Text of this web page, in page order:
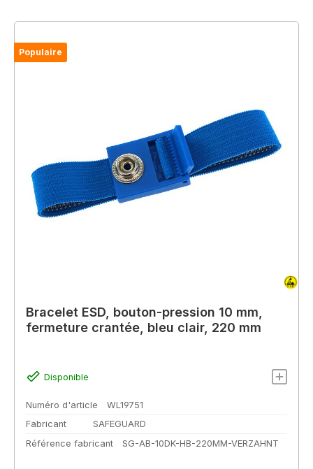
Populaire
Bracelet ESD, bouton-pression 10 mm,
fermeture crantée, bleu clair, 220 mm
Disponible
Numéro d'article
WL19751
Fabricant
SAFEGUARD
Référence fabricant
SG-AB-10DK-HB-220MM-VERZAHNT